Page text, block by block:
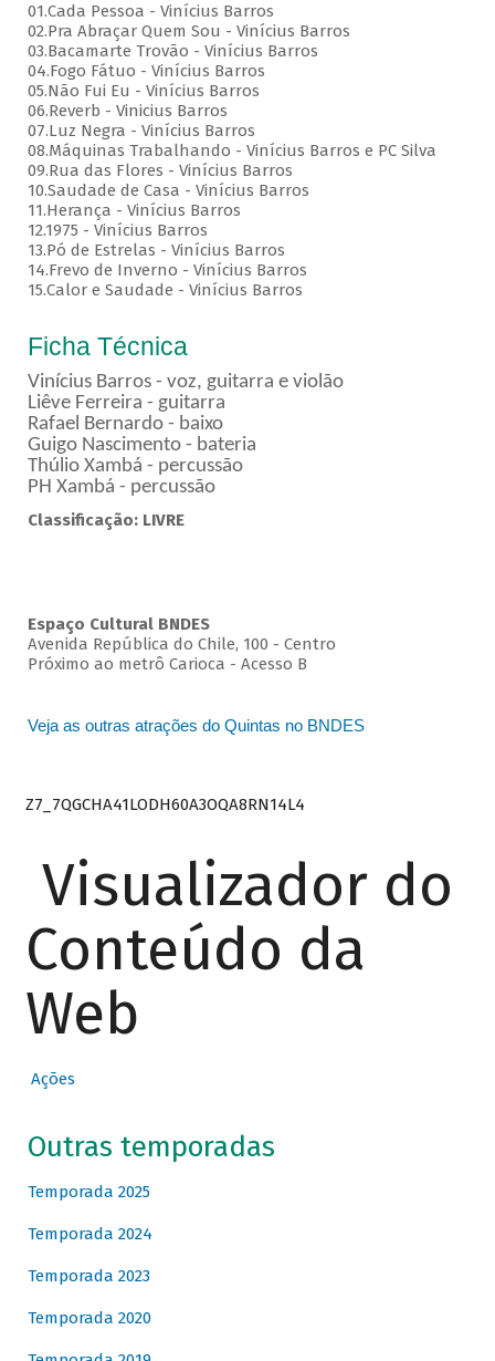
01.Cada Pessoa - Vinícius Barros
02.Pra Abraçar Quem Sou - Vinícius Barros
03.Bacamarte Trovão - Vinícius Barros
04.Fogo Fátuo - Vinícius Barros
05.Não Fui Eu - Vinícius Barros
06.Reverb - Vinicius Barros
07.Luz Negra - Vinícius Barros
08.Máquinas Trabalhando - Vinícius Barros e PC Silva
09.Rua das Flores - Vinícius Barros
10.Saudade de Casa - Vinícius Barros
11.Herança - Vinícius Barros
12.1975 - Vinícius Barros
13.Pó de Estrelas - Vinícius Barros
14.Frevo de Inverno - Vinícius Barros
15.Calor e Saudade - Vinícius Barros
Ficha Técnica
Vinícius Barros - voz, guitarra e violão
Liêve Ferreira - guitarra
Rafael Bernardo - baixo
Guigo Nascimento - bateria
Thúlio Xambá - percussão
PH Xambá - percussão
Classificação: LIVRE
Espaço Cultural BNDES
Avenida República do Chile, 100 - Centro
Próximo ao metrô Carioca - Acesso B
Veja as outras atrações do Quintas no BNDES
Z7_7QGCHA41LODH60A3OQA8RN14L4
Visualizador do
Conteúdo da
Web
Ações
Outras temporadas
Temporada 2025
Temporada 2024
Temporada 2023
Temporada 2020